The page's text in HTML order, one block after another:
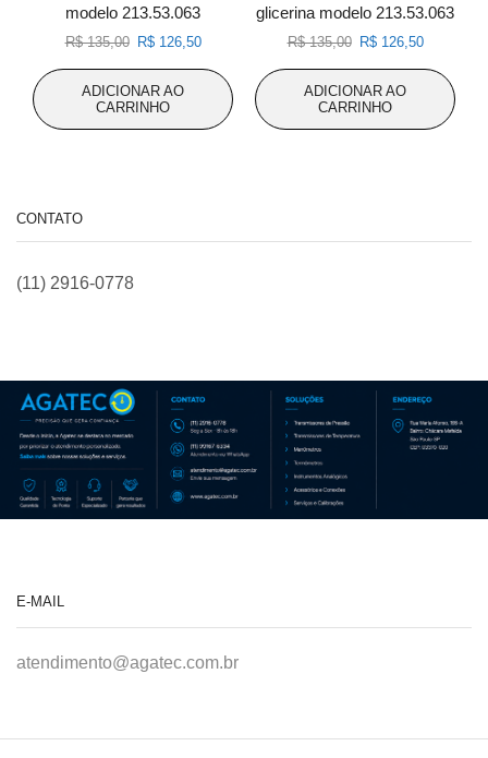
modelo 213.53.063
R$135,00 O
original
era:
R$126,50O
atual
R$ 126,50.
ADICIONAR AO
CARRINHO
glicerina modelo 213.53.063
R$135,00 O
original
era:
R$126,50O
atual
R$
ADICIONAR AO
CARRINHO
CONTATO
(11) 2916-0778
E-MAIL
atendimento@agatec.com.br